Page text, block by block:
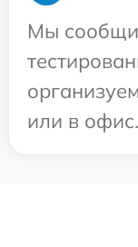
Мы
или в офис.